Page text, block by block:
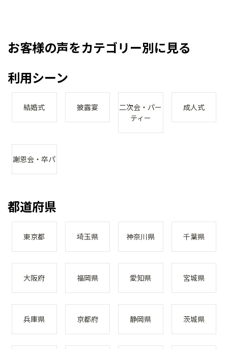
お客様の声をカテゴリー別に見る
利用シーン
結婚式 披露宴
二次会・パー
ティー
成人式
謝恩会・卒パ
都道府県
東京都 埼玉県 神奈川県 千葉県
大阪府 福岡県 愛知県 宮城県
兵庫県 京都府 静岡県 茨城県